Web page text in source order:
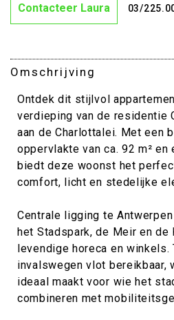
Contacteer Laura 03/
Omschrijving
Ontdek dit stijlvol
verdieping van de residentie
aan de Charlottalei. Met een
oppervlakte van ca. 92 m² en
biedt deze woonst het
comfort, licht en stedelijke
Centrale ligging te
het Stadspark, de Meir en de
levendige horeca en
invalswegen vlot bereikbaar,
ideaal maakt voor wie het
combineren met